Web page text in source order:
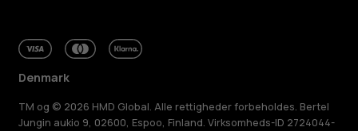
Denmark
TM og © 2026 HMD Global. Alle rettigheder forbeholdes. Bertel
Jungin aukio 9, 02600, Espoo, Finland. Virksomheds-ID 2724044-